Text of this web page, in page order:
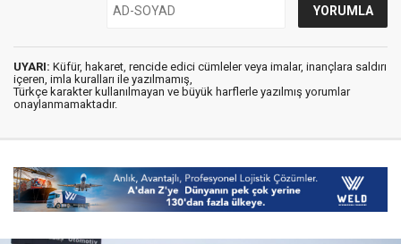
UYARI: Küfür, hakaret, rencide edici cümleler veya imalar, inançlara saldırı
içeren, imla kuralları ile yazılmamış,
Türkçe karakter kullanılmayan ve büyük harflerle yazılmış yorumlar
onaylanmamaktadır.